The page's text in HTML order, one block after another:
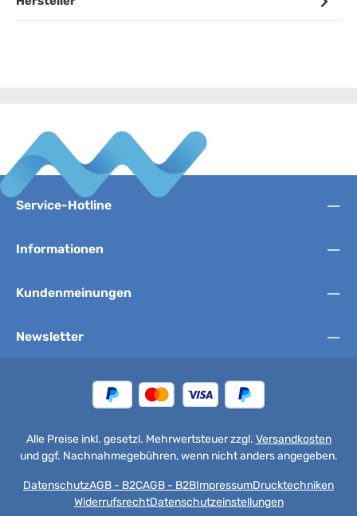
Service-Hotline
Informationen
Kundenmeinungen
Newsletter
Alle Preise inkl. gesetzl. Mehrwertsteuer zzgl. Versandkosten
und ggf. Nachnahmegebühren, wenn nicht anders angegeben.
DatenschutzAGB - B2CAGB - B2BImpressumDrucktechniken
WiderrufsrechtDatenschutzeinstellungen